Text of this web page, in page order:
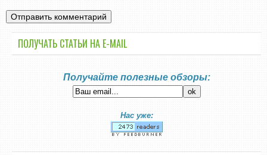
ПОЛУЧАТЬ СТАТЬИ НА E-MАIL
Получайте полезные обзоры:
Нас уже: